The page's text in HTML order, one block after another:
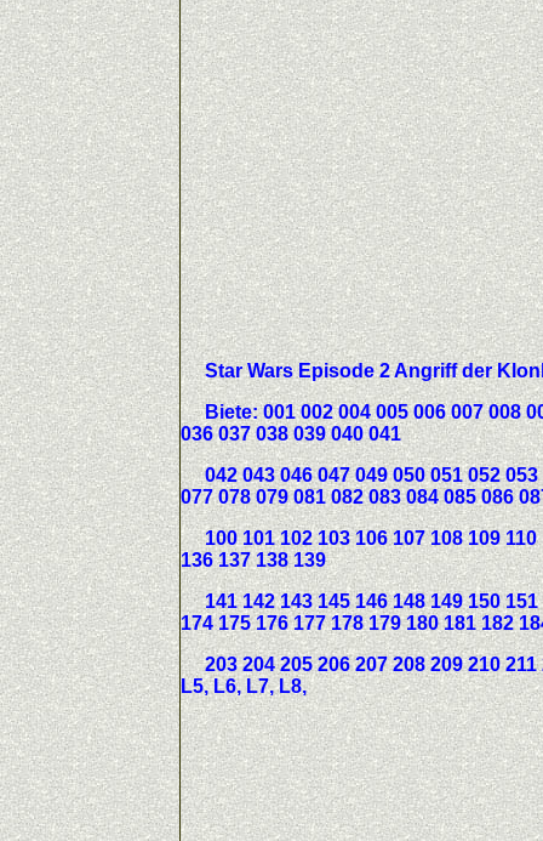
Star Wars Episode 2 Angriff der
Biete:001 002 004 005 006 007 008
036 037 038 039 040 041
042 043 046 047 049 050 051 052 053
077 078 079 081 082 083 084 085 086
100 101 102 103 106 107 108 109 110
136 137 138 139
141 142 143 145 146 148 149 150 151
174 175 176 177 178 179 180 181 182
203 204 205 206 207 208 209 210 211
L5, L6, L7, L8,